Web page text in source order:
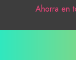
Ahorra en